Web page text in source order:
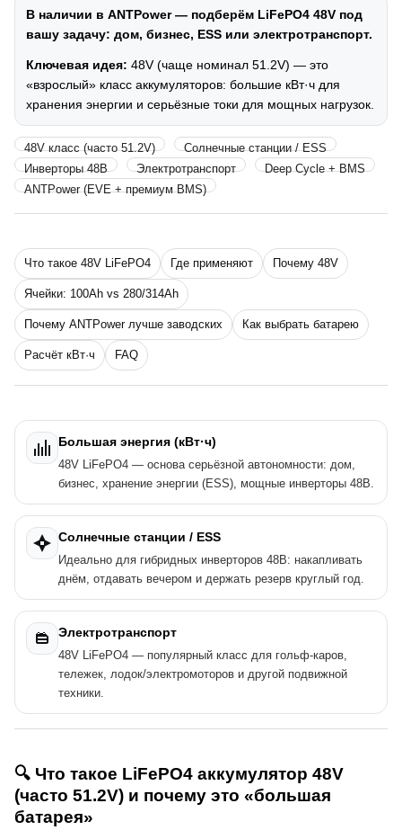
В наличии в ANTPower — подберём LiFePO4 48V под
вашу задачу: дом, бизнес, ESS или электротранспорт.
Ключевая идея: 48V (чаще номинал 51.2V) — это
«взрослый» класс аккумуляторов: большие кВт·ч для
хранения энергии и серьёзные токи для мощных нагрузок.
48V класс (часто 51.2V)
Солнечные станции / ESS
Инверторы 48В
Электротранспорт
Deep Cycle + BMS
ANTPower (EVE + премиум BMS)
Что такое 48V LiFePO4 Где применяют Почему 48V
Ячейки: 100Ah vs 280/314Ah
Почему ANTPower лучше заводских Как выбрать батарею
Расчёт кВт·ч FAQ
Большая энергия (кВт·ч)
48V LiFePO4 — основа серьёзной автономности: дом,
бизнес, хранение энергии (ESS), мощные инверторы 48В.
Солнечные станции / ESS
Идеально для гибридных инверторов 48В: накапливать
днём, отдавать вечером и держать резерв круглый год.
Электротранспорт
48V LiFePO4 — популярный класс для гольф-каров,
тележек, лодок/электромоторов и другой подвижной
техники.
🔍 Что такое LiFePO4 аккумулятор 48V
(часто 51.2V) и почему это «большая
батарея»